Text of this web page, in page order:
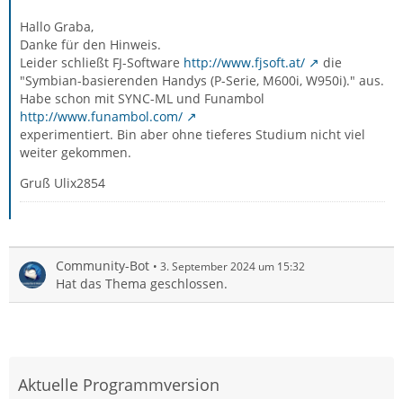
Hallo Graba,
Danke für den Hinweis.
Leider schließt FJ-Software http://www.fjsoft.at/
die
"Symbian-basierenden Handys (P-Serie, M600i, W950i)." aus.
Habe schon mit SYNC-ML und Funambol
http://www.funambol.com/
experimentiert. Bin aber ohne tieferes Studium nicht viel
weiter gekommen.
Gruß Ulix2854
Community-Bot 3. September 2024 um 15:32
Hat das Thema geschlossen.
Aktuelle Programmversion